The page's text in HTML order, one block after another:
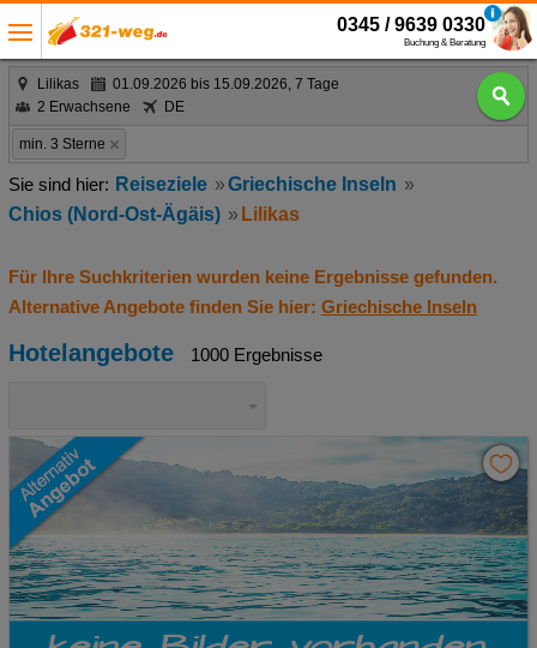
0345 / 9639 0330
Buchung & Beratung
Lilikas
01.09.2026 bis 15.09.2026, 7 Tage
2 Erwachsene
DE
min. 3 Sterne
Reiseziele
Griechische Inseln
Chios (Nord-Ost-Ägäis)
Lilikas
Für Ihre Suchkriterien wurden keine Ergebnisse gefunden.
Alternative Angebote finden Sie hier: Griechische Inseln
Hotelangebote 1000 Ergebnisse